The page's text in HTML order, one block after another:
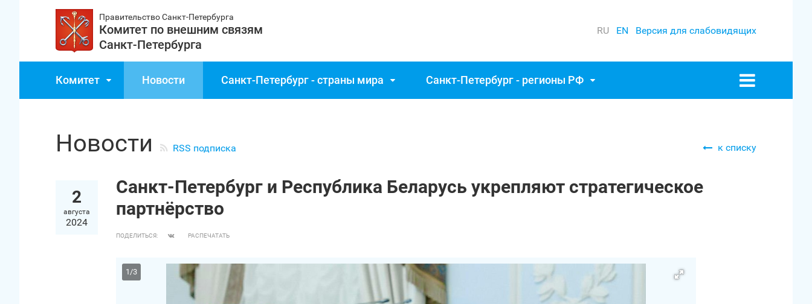
Правительство Санкт‑Петербурга
Комитет по внешним связям
Санкт‑Петербурга
RU EN Версия для слабовидящих
Комитет Новости Санкт‑Петербург - страны мира Санкт‑Петербург - регионы РФ
к списку
Новости RSS подписка
2
августа
2024
Санкт‑Петербург и Республика Беларусь укрепляют стратегическое
партнёрство
ПОДЕЛИТЬСЯ: РАСПЕЧАТАТЬ
1/3